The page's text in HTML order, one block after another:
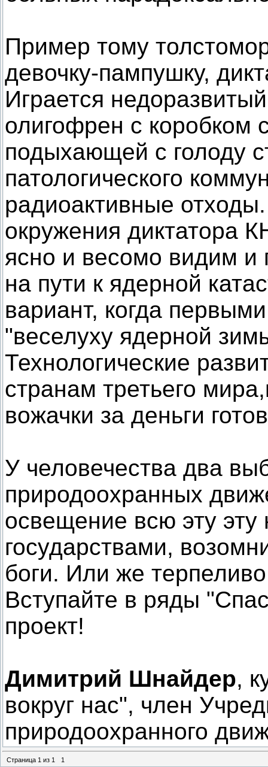
Пример тому
девочку-пампушку,
Играется
олигофрен с коробком
подыхающей с голоду
патологического
радиоактивные
окружения диктатора
ясно и весомо видим и
на пути к ядерной
вариант, когда
"веселуху ядерной
Технологические
странам третьего
вожачки за деньги
У человечества два
природоохранных
освещение всю эту эту
государствами,
боги. Или же
Вступайте в ряды
проект!
Димитрий Шнайдер,
вокруг нас", член
природоохранного
Страница 1 из 1 1